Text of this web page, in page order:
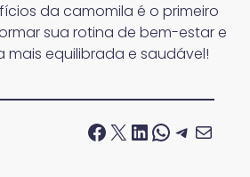
da camomila é o primeiro
sua rotina de bem-estar e
equilibrada e saudável!
Facebook X LinkedIn WhatsApp Telegram E-mail